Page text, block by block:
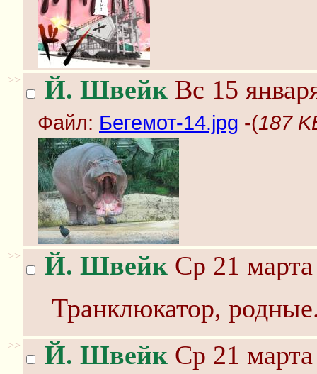
>> Й. Швейк Вс 15
Файл: Бегемот-14.jpg -(187
>> Й. Швейк Ср 21
Транклюкатор,
>> Й. Швейк Ср 21